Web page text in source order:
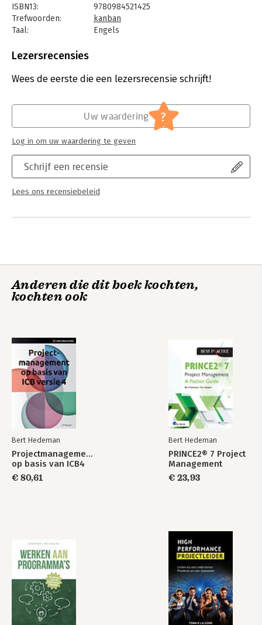
ISBN13:
9780984521425
Trefwoorden:
kanban
Taal:
Engels
Aantal pagina's:
Druk:
1
Projectmanagement
Lezersrecensies
Wees de eerste die een lezersrecensie schrijft!
Schrijf een recensie
Lees ons recensiebeleid
Uw waardering ?
Log in om uw waardering te geven
Anderen die dit boek kochten,
kochten ook
Bert Hedeman
Projectmanagement
op basis van ICB4
€ 80,61
Bert Hedeman
PRINCE2® 7 Project
Management
€ 23,93